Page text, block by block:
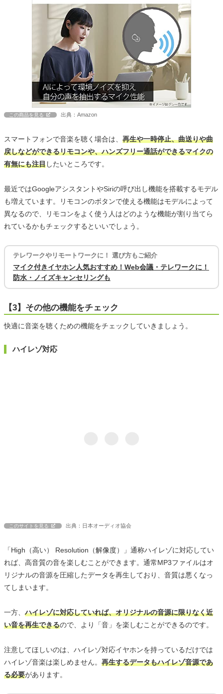
この商品を見る 出典：Amazon
スマートフォンで音楽を聴く場合は、 再生や一時停止、曲送りや曲
戻しなどができるリモコンや、ハンズフリー通話ができるマイクの
有無にも注目したいところです。
最近ではGoogleアシスタントやSiriの呼び出し機能を搭載するモデル
も増えています。リモコンのボタンで使える機能はモデルによって
異なるので、リモコンをよく使う人はどのような機能が割り当てら
れているかもチェックするといいでしょう。
テレワークやリモートワークに！ 選び方もご紹介
マイク付きイヤホン人気おすすめ！Web会議・テレワークに！
防水・ノイズキャンセリングも
【3】その他の機能をチェック
快適に音楽を聴くための機能をチェックしていきましょう。
ハイレゾ対応
このサイトを見る 出典：日本オーディオ協会
「High（高い） Resolution（解像度）」通称ハイレゾに対応してい
れば、高音質の音を楽しむことができます。通常MP3ファイルはオ
リジナルの音源を圧縮したデータを再生しており、音質は悪くなっ
てしまいます。
一方、ハイレゾに対応していれば、オリジナルの音源に限りなく近
い音を再生できるので、より「音」を楽しむことができるのです。
注意してほしいのは、ハイレゾ対応イヤホンを持っているだけでは
ハイレゾ音楽は楽しめません。 再生するデータもハイレゾ音源であ
る必要があります。